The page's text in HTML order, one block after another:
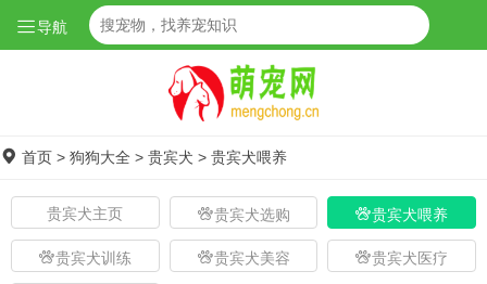
导航
首页 > 狗狗大全 > 贵宾犬 > 贵宾犬喂养
贵宾犬主页 贵宾犬选购 贵宾犬喂养
贵宾犬训练 贵宾犬美容 贵宾犬医疗